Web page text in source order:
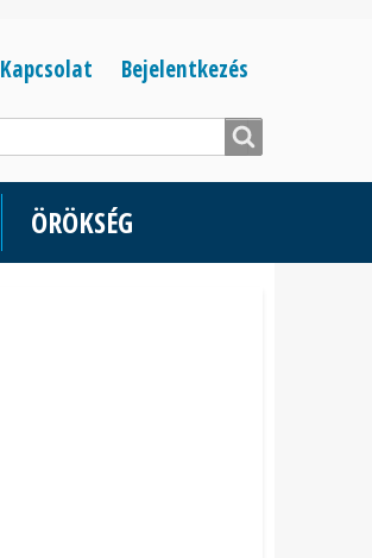
Bejelentkezés
menüje
Bejelentkezés
Kapcsolat
ÖRÖKSÉG